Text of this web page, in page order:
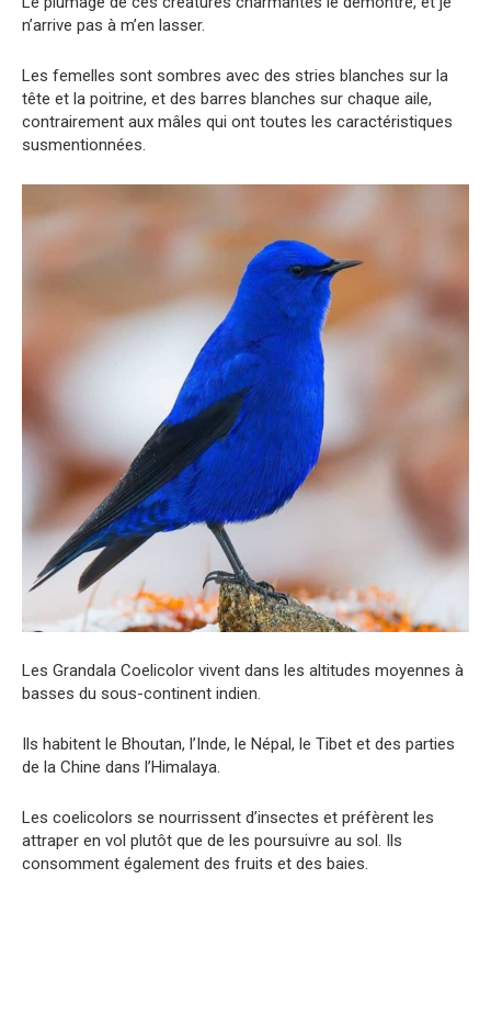
n’arrive pas à m’en lasser.
Les femelles sont sombres avec des stries blanches sur la
tête et la poitrine, et des barres blanches sur chaque aile,
contrairement aux mâles qui ont toutes les caractéristiques
susmentionnées.
Les Grandala Coelicolor vivent dans les altitudes moyennes à
basses du sous-continent indien.
Ils habitent le Bhoutan, l’Inde, le Népal, le Tibet et des parties
de la Chine dans l’Himalaya.
Les coelicolors se nourrissent d’insectes et préfèrent les
attraper en vol plutôt que de les poursuivre au sol. Ils
consomment également des fruits et des baies.